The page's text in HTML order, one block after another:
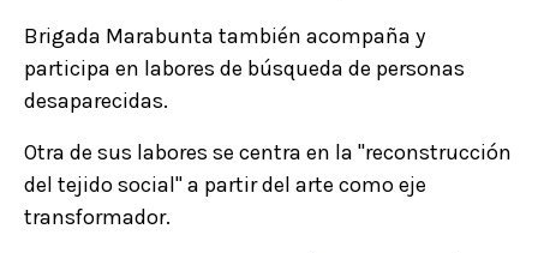
Brigada Marabunta también acompaña y
participa en labores de búsqueda de personas
desaparecidas.
Otra de sus labores se centra en la "reconstrucción
del tejido social" a partir del arte como eje
transformador.